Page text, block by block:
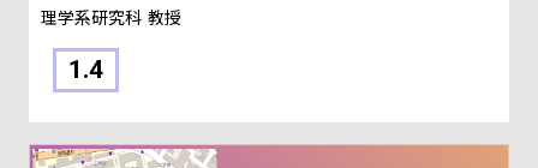
理学系研究科 教授
1.4